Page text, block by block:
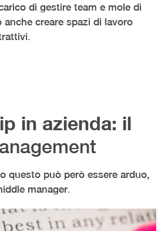
di gestire team e mole di
anche creare spazi di lavoro
.
in azienda: il
questo può però essere arduo,
manager.